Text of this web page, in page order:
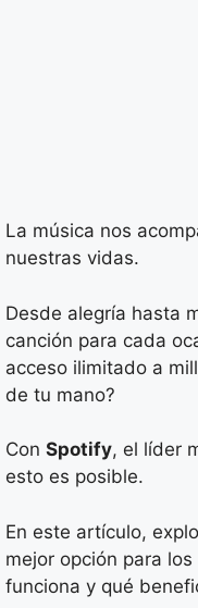
La música nos
nuestras vidas.
Desde alegría hasta
canción para cada
acceso ilimitado a
de tu mano?
Con Spotify, el líder
esto es posible.
En este artículo,
mejor opción para
funciona y qué